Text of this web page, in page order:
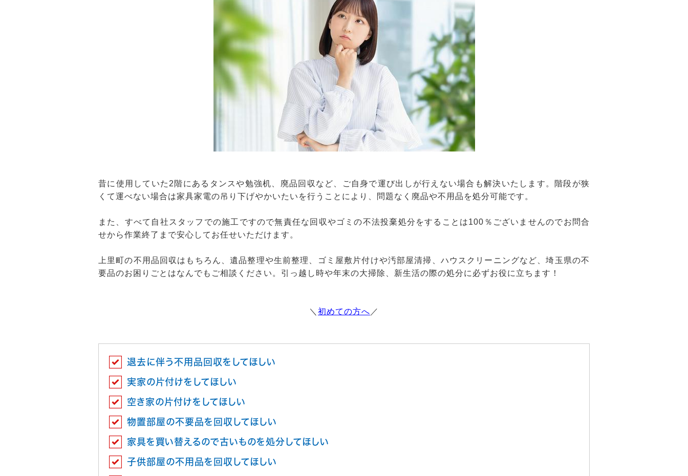
昔に使用していた2階にあるタンスや勉強机、廃品回収など、ご自身で運び出しが行えない場合も解決いたします。階段が狭
くて運べない場合は家具家電の吊り下げやかいたいを行うことにより、問題なく廃品や不用品を処分可能です。
また、すべて自社スタッフでの施工ですので無責任な回収やゴミの不法投棄処分をすることは100％ございませんのでお問合
せから作業終了まで安心してお任せいただけます。
上里町の不用品回収はもちろん、遺品整理や生前整理、ゴミ屋敷片付けや汚部屋清掃、ハウスクリーニングなど、埼玉県の不
要品のお困りごとはなんでもご相談ください。引っ越し時や年末の大掃除、新生活の際の処分に必ずお役に立ちます！
＼ 初めての方へ ／
退去に伴う不用品回収をしてほしい
実家の片付けをしてほしい
空き家の片付けをしてほしい
物置部屋の不要品を回収してほしい
家具を買い替えるので古いものを処分してほしい
子供部屋の不用品を回収してほしい